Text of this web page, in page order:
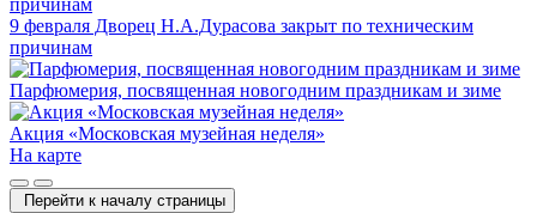
9 февраля Дворец Н.А.Дурасова закрыт по техническим
причинам
Парфюмерия, посвященная новогодним праздникам и зиме
Акция «Московская музейная неделя»
На карте
Перейти к началу страницы